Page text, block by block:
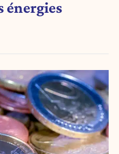
énergies